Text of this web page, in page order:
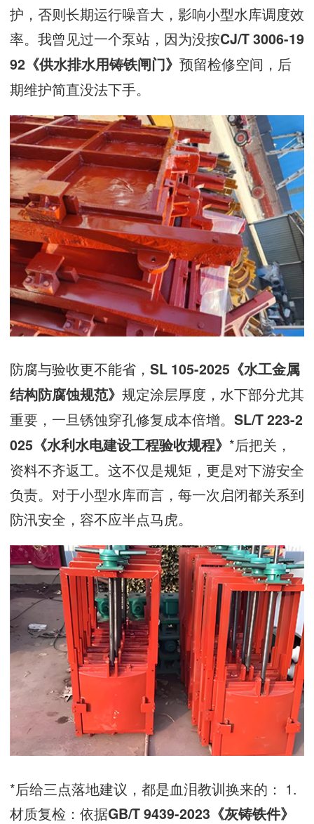
护，否则长期运行噪音大，影响小型水库调度效
率。我曾见过一个泵站，因为没按CJ/T 3006-19
92《供水排水用铸铁闸门》 预留检修空间，后
期维护简直没法下手。
防腐与验收更不能省， SL 105-2025《水工金属
结构防腐蚀规范》 规定涂层厚度，水下部分尤其
重要，一旦锈蚀穿孔修复成本倍增。 SL/T 223-2
025《水利水电建设工程验收规程》 *后把关，
资料不齐返工。这不仅是规矩，更是对下游安全
负责。对于小型水库而言，每一次启闭都关系到
防汛安全，容不应半点马虎。
*后给三点落地建议，都是血泪教训换来的： 1.
材质复检：依据GB/T 9439-2023《灰铸铁件》